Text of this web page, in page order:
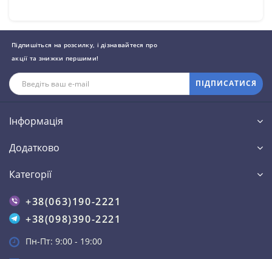
Підпишіться на розсилку, і дізнавайтеся про
акції та знижки першими!
ПІДПИСАТИСЯ
Інформація
Додатково
Категорії
+38(063)190-2221
+38(098)390-2221
Пн-Пт: 9:00 - 19:00